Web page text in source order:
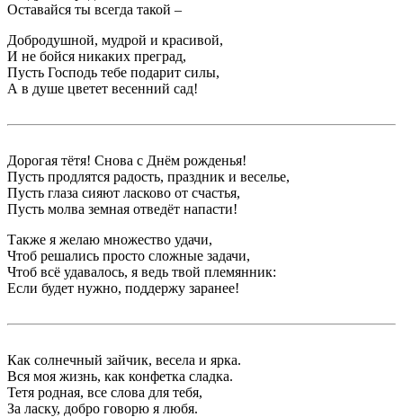
Оставайся ты всегда такой –
Добродушной, мудрой и красивой,
И не бойся никаких преград,
Пусть Господь тебе подарит силы,
А в душе цветет весенний сад!
Дорогая тётя! Снова с Днём рожденья!
Пусть продлятся радость, праздник и веселье,
Пусть глаза сияют ласково от счастья,
Пусть молва земная отведёт напасти!
Также я желаю множество удачи,
Чтоб решались просто сложные задачи,
Чтоб всё удавалось, я ведь твой племянник:
Если будет нужно, поддержу заранее!
Как солнечный зайчик, весела и ярка.
Вся моя жизнь, как конфетка сладка.
Тетя родная, все слова для тебя,
За ласку, добро говорю я любя.